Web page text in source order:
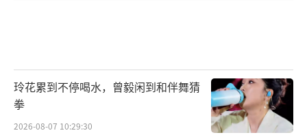
玲花累到不停喝水，曾毅闲到和伴舞猜
拳
2026-08-07 10:29:30